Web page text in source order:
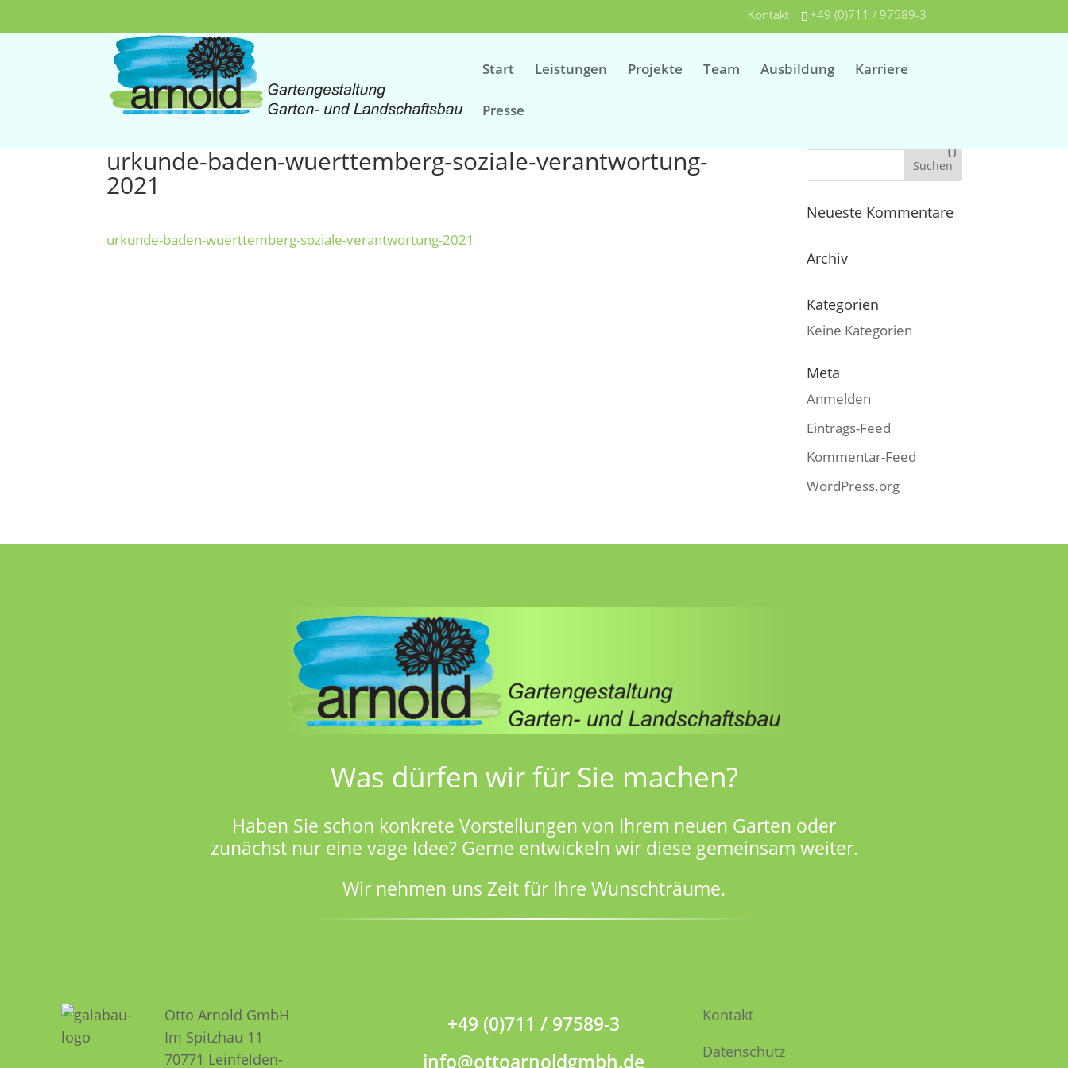
+49 (0)711 / 97589-3
Kontakt
Start Leistungen Projekte Team Ausbildung Karriere
Presse
urkunde-baden-wuerttemberg-soziale-verantwortung-
2021
urkunde-baden-wuerttemberg-soziale-verantwortung-2021
Neueste Kommentare
Archiv
Kategorien
Keine Kategorien
Meta
Anmelden
Eintrags-Feed
Kommentar-Feed
WordPress.org
Was dürfen wir für Sie machen?
Haben Sie schon konkrete Vorstellungen von Ihrem neuen Garten oder
zunächst nur eine vage Idee? Gerne entwickeln wir diese gemeinsam weiter.
Wir nehmen uns Zeit für Ihre Wunschträume.
Otto Arnold GmbH
Im Spitzhau 11
70771 Leinfelden­­
+49 (0)711 / 97589-3
info@ottoarnoldgmbh.de
Kontakt
Datenschutz